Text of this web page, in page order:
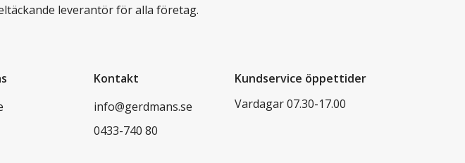
leverantör för alla företag.
Kontakt
info@gerdmans.se
0433-740 80
Kundservice öppettider
Vardagar 07.30-17.00